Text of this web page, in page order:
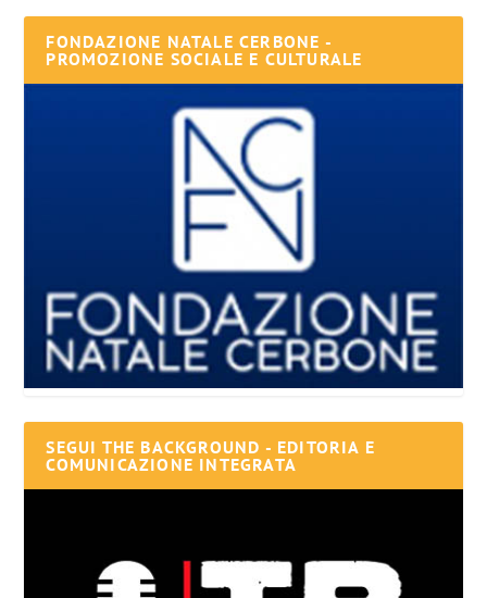
FONDAZIONE NATALE CERBONE -
PROMOZIONE SOCIALE E CULTURALE
SEGUI THE BACKGROUND - EDITORIA E
COMUNICAZIONE INTEGRATA